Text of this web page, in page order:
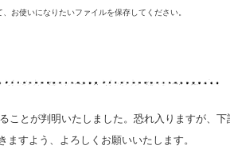
お使いになりたいファイルを保存してください。
ことが判明いたしました。恐れ入りますが、下
ますよう、よろしくお願いいたします。